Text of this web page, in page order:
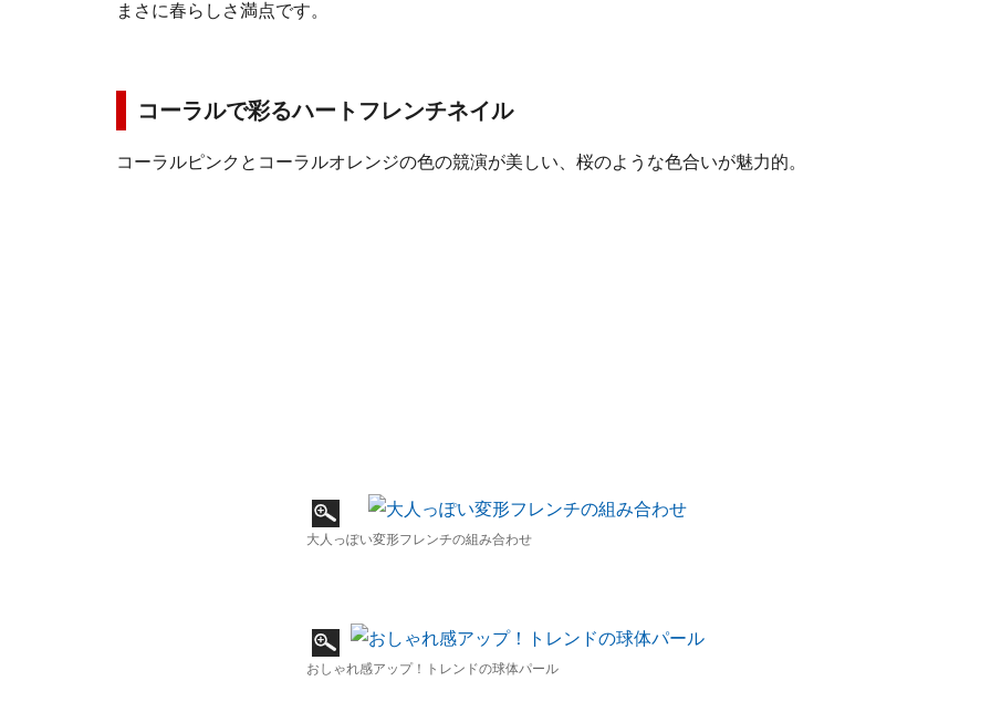
まさに春らしさ満点です。
コーラルで彩るハートフレンチネイル
コーラルピンクとコーラルオレンジの色の競演が美しい、桜のような色合いが魅力的。
大人っぽい変形フレンチの組み合わせ
おしゃれ感アップ！トレンドの球体パール